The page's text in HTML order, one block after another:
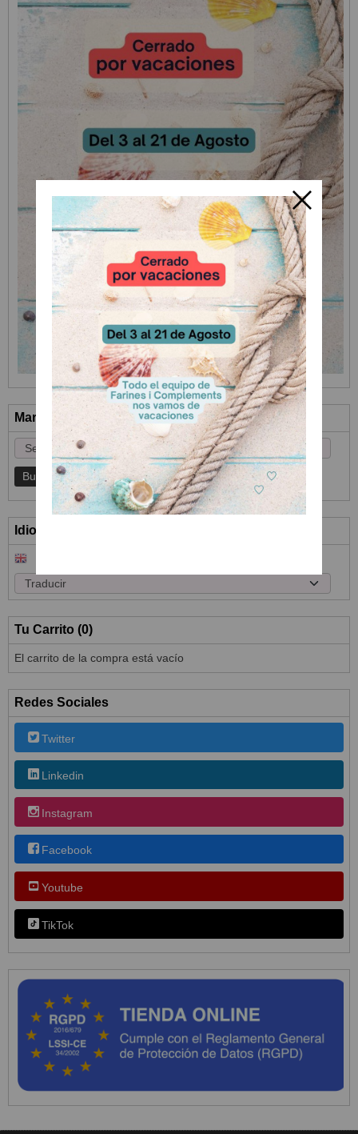
Marcas
Idioma
Tu Carrito (0)
El carrito de la compra está vacío
Redes Sociales
Twitter
Linkedin
Instagram
Facebook
Youtube
TikTok